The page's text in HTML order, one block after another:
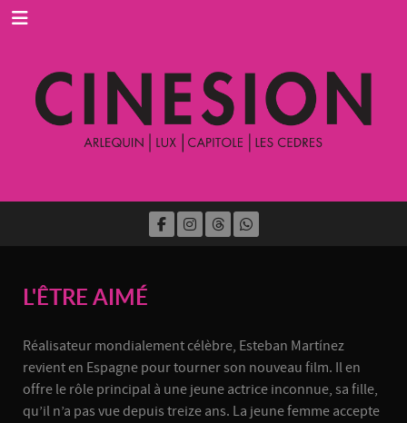
L'ÊTRE AIMÉ
Réalisateur mondialement célèbre, Esteban Martínez
revient en Espagne pour tourner son nouveau film. Il en
offre le rôle principal à une jeune actrice inconnue, sa fille,
qu’il n’a pas vue depuis treize ans. La jeune femme accepte